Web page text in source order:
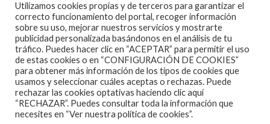
Utilizamos cookies propias y de terceros para garantizar el
correcto funcionamiento del portal, recoger información
sobre su uso, mejorar nuestros servicios y mostrarte
publicidad personalizada basándonos en el análisis de tu
tráfico. Puedes hacer clic en “ACEPTAR” para permitir el uso
de estas cookies o en “CONFIGURACIÓN DE COOKIES”
para obtener más información de los tipos de cookies que
usamos y seleccionar cuáles aceptas o rechazas. Puede
rechazar las cookies optativas haciendo clic aquí
“RECHAZAR”. Puedes consultar toda la información que
necesites en “Ver nuestra política de cookies”.